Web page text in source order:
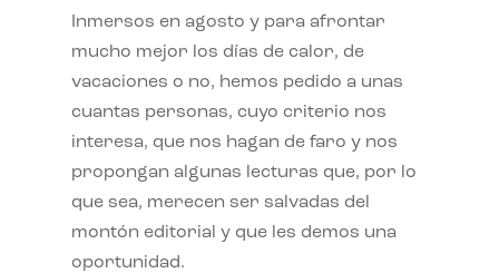
Inmersos en agosto y para afrontar
mucho mejor los días de calor, de
vacaciones o no, hemos pedido a unas
cuantas personas, cuyo criterio nos
interesa, que nos hagan de faro y nos
propongan algunas lecturas que, por lo
que sea, merecen ser salvadas del
montón editorial y que les demos una
oportunidad.